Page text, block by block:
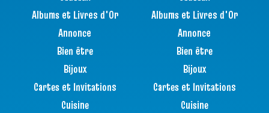
Albums et Livres d'Or
Annonce
Bien être
Bijoux
Cartes et Invitations
Cuisine
Albums et Livres d'Or
Annonce
Bien être
Bijoux
Cartes et Invitations
Cuisine